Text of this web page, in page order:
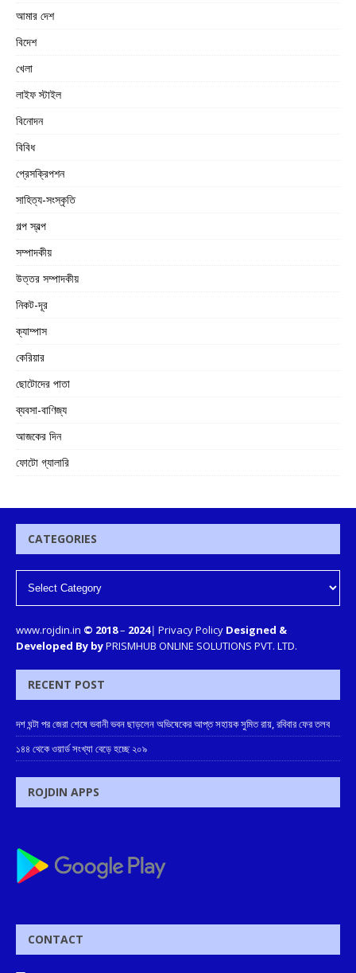
আমার দেশ
বিদেশ
খেলা
লাইফ স্টাইল
বিনোদন
বিবিধ
প্রেসক্রিপশন
সাহিত্য-সংস্কৃতি
গল্প স্বল্প
সম্পাদকীয়
উত্তর সম্পাদকীয়
নিকট-দূর
ক্যাম্পাস
কেরিয়ার
ছোটোদের পাতা
ব্যবসা-বাণিজ্য
আজকের দিন
ফোটো গ্যালারি
CATEGORIES
www.rojdin.in © 2018– 2024| Privacy Policy Designed &
Developed By byPRISMHUB ONLINE SOLUTIONS PVT. LTD.
RECENT POST
দশ ঘন্টা পর জেরা শেষে ভবানী ভবন ছাড়লেন অভিষেকের আপ্ত সহায়ক সুমিত রায়, রবিবার ফের তলব
১৪৪ থেকে ওয়ার্ড সংখ্যা বেড়ে হচ্ছে ২০৯
ROJDIN APPS
CONTACT